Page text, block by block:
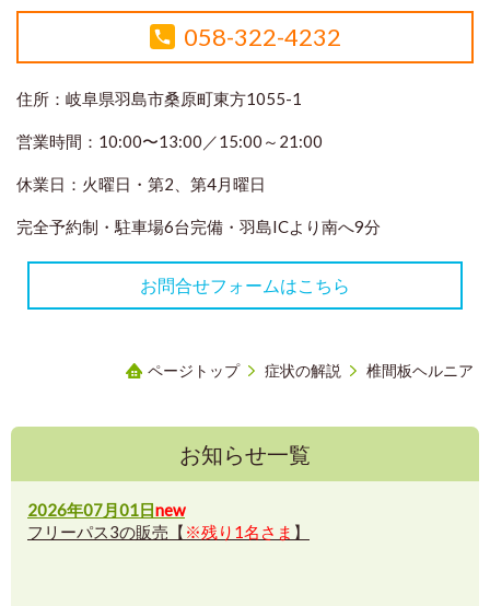
058-322-4232
住所：岐阜県羽島市桑原町東方1055-1
営業時間：10:00〜13:00／15:00～21:00
休業日：火曜日・第2、第4月曜日
完全予約制・駐車場6台完備・羽島ICより南へ9分
お問合せフォームはこちら
ページトップ 症状の解説 椎間板ヘルニア
お知らせ一覧
2026年07月01日new
フリーパス3の販売【 ※残り1名さま 】